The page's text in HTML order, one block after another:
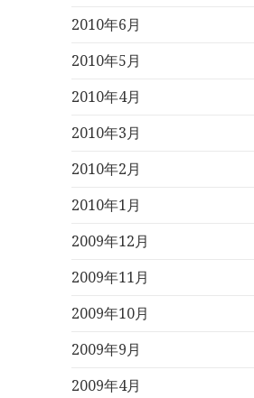
2010年6月
2010年5月
2010年4月
2010年3月
2010年2月
2010年1月
2009年12月
2009年11月
2009年10月
2009年9月
2009年4月